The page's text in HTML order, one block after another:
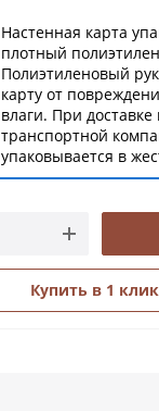
Настенная карта
плотный
Полиэтиленовый
карту от
влаги. При
транспортной
упаковывается в
Купить в 1 клик